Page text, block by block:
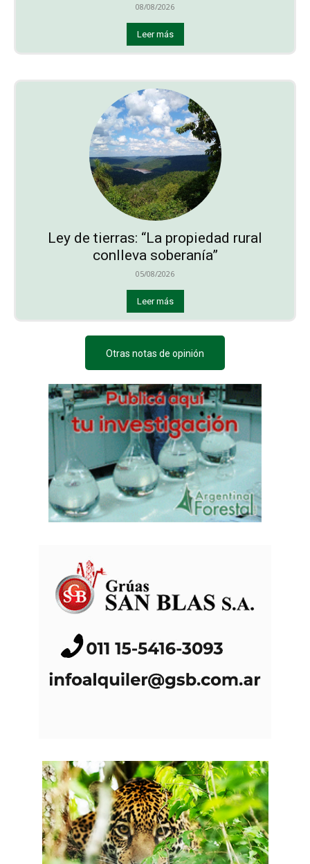
08/08/2026
Leer más
Ley de tierras: “La propiedad rural
conlleva soberanía”
05/08/2026
Leer más
Otras notas de opinión